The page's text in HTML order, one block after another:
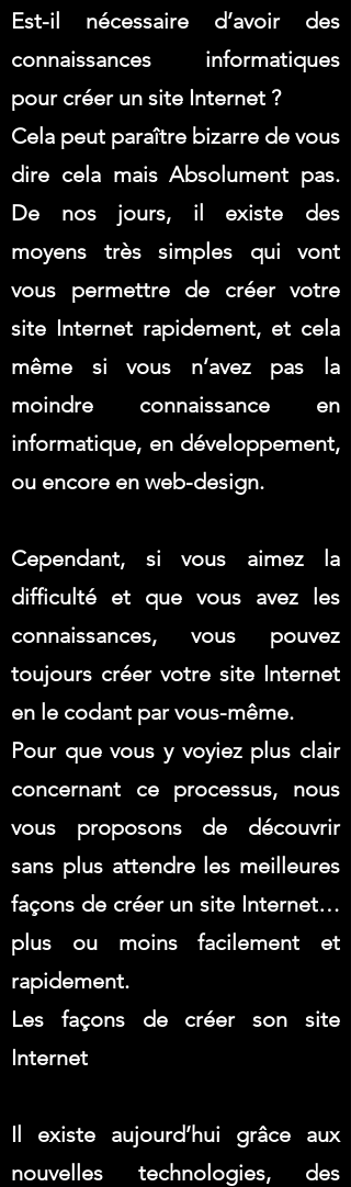
Est-il nécessaire d’avoir des
connaissances informatiques
pour créer un site Internet ?
Cela peut paraître bizarre de vous
dire cela mais Absolument pas.
De nos jours, il existe des
moyens très simples qui vont
vous permettre de créer votre
site Internet rapidement, et cela
même si vous n’avez pas la
moindre connaissance en
informatique, en développement,
ou encore en web-design.
Cependant, si vous aimez la
difficulté et que vous avez les
connaissances, vous pouvez
toujours créer votre site Internet
en le codant par vous-même.
Pour que vous y voyiez plus clair
concernant ce processus, nous
vous proposons de découvrir
sans plus attendre les meilleures
façons de créer un site Internet…
plus ou moins facilement et
rapidement.
Les façons de créer son site
Internet
Il existe aujourd’hui grâce aux
nouvelles technologies, des